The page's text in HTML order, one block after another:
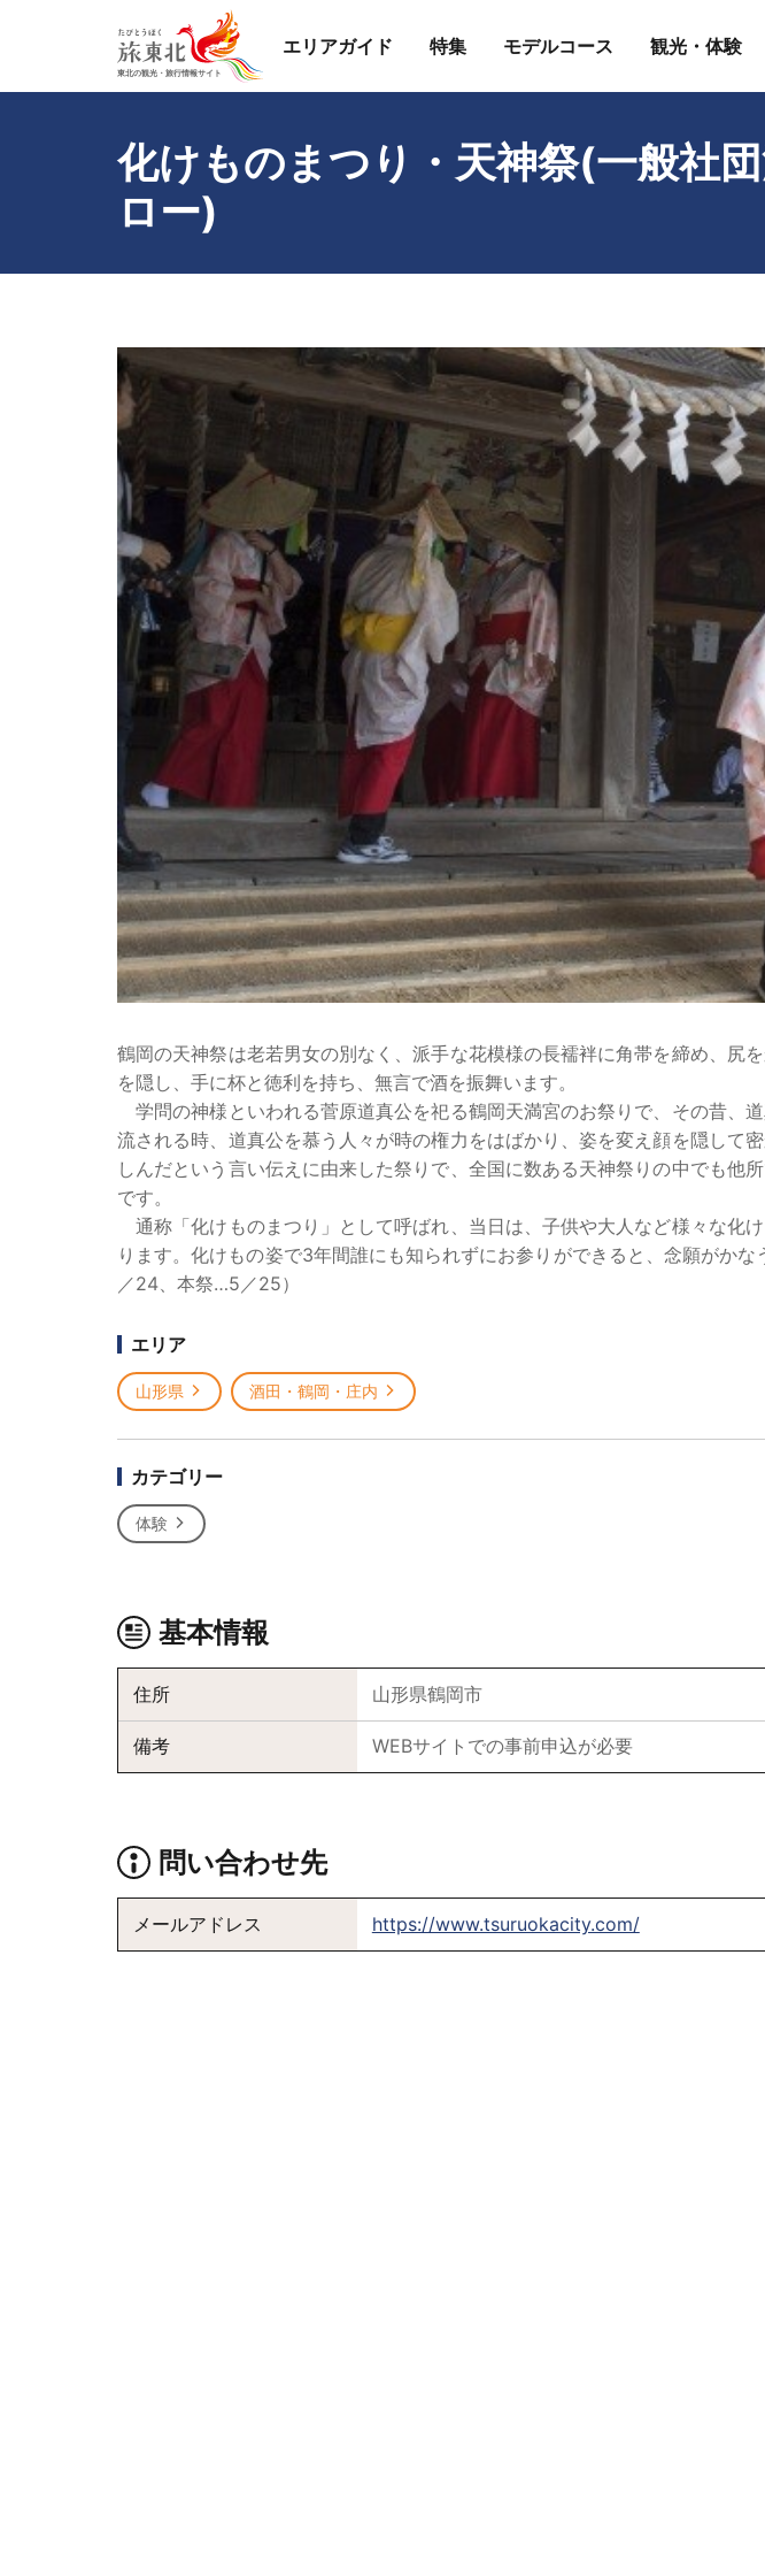
エリアガイド 特集 モデルコース 観光・体験
化けものまつり・天神祭(一般社
ロー)
鶴岡の天神祭は老若男女の別なく、派手な花模様の長襦袢に角帯を締め、尻
を隠し、手に杯と徳利を持ち、無言で酒を振舞います。
学問の神様といわれる菅原道真公を祀る鶴岡天満宮のお祭りで、その昔、
流される時、道真公を慕う人々が時の権力をはばかり、姿を変え顔を隠して
しんだという言い伝えに由来した祭りで、全国に数ある天神祭りの中でも他
です。
通称「化けものまつり」として呼ばれ、当日は、子供や大人など様々な化
ります。化けもの姿で3年間誰にも知られずにお参りができると、念願がか
／24、本祭…5／25）
エリア
山形県 酒田・鶴岡・庄内
カテゴリー
体験
基本情報
住所 山形県鶴岡市
備考 WEBサイトでの事前申込が必要
問い合わせ先
メールアドレス https://www.tsuruokacity.com/